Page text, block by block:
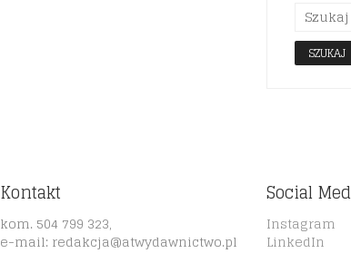
SZUKAJ
Kontakt
kom. 504 799 323,
e-mail: redakcja@atwydawnictwo.pl
Social
Instagram
LinkedIn